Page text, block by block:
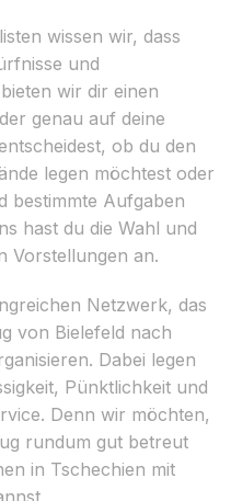
wissen wir, dass
und
wir dir einen
genau auf deine
ob du den
legen möchtest oder
bestimmte Aufgaben
hast du die Wahl und
Vorstellungen an.
Netzwerk, das
von Bielefeld nach
Dabei legen
Pünktlichkeit und
Denn wir möchten,
rundum gut betreut
in Tschechien mit